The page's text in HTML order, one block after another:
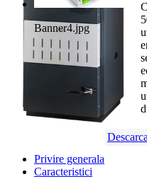
Banner4.jpg
Privire generala
Caracteristici